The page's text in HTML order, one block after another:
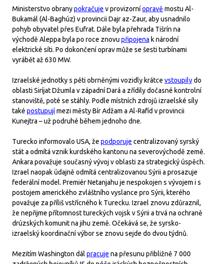
Ministerstvo obranypokračuje v provizorníopravě mostu Al-
Bukamál (Al-Baghúz) v provincii Dajr az-Zaur, aby usnadnilo
pohyb obyvatel přes Eufrat. Dále byla přehrada Tišrín na
východě Aleppa byla po roce znovu připojena k národní
elektrické síti. Po dokončení oprav může se šesti turbínami
vyrábět až 630 MW.
Izraelské jednotky s pěti obrněnými vozidly krátce vstoupilydo
oblasti Siríjat Džumla v západní Dará a zřídily dočasné kontrolní
stanoviště, poté se stáhly. Podle místních zdrojů izraelské síly
také postupujímezi městy Bír Adžam a Al-Rafíd v provincii
Kunejtra – už podruhé během jednoho dne.
Turecko informovalo USA, že podporuje centralizovaný syrský
stát a odmítá vznik kurdského kantonu na severovýchodě země.
Ankara považuje současný vývoj v oblasti za strategický úspěch.
Izrael naopak údajně odmítá centralizovanou Sýrii a prosazuje
federální model. Premiér Netanjahu je nespokojen s vývojem i s
postojem amerického zvláštního vyslance pro Sýrii, kterého
považuje za příliš vstřícného k Turecku. Izrael znovu zdůraznil,
že nepřijme přítomnost tureckých vojsk v Sýrii a trvá na ochraně
drúzských komunit na jihu země. Očekává se, že syrsko-
izraelský koordinační výbor se znovu sejde do dvou týdnů.
Mezitím Washington dál pracuje na přesunu přibližně 7 000